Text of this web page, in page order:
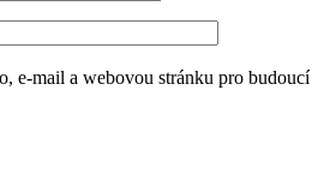
e-mail a webovou stránku pro budoucí